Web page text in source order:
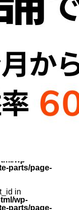
wp-
parts/page-
in
wp-
parts/page-